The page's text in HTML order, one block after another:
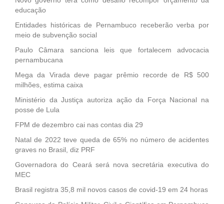
educação
Entidades históricas de Pernambuco receberão verba por
meio de subvenção social
Paulo Câmara sanciona leis que fortalecem advocacia
pernambucana
Mega da Virada deve pagar prêmio recorde de R$ 500
milhões, estima caixa
Ministério da Justiça autoriza ação da Força Nacional na
posse de Lula
FPM de dezembro cai nas contas dia 29
Natal de 2022 teve queda de 65% no número de acidentes
graves no Brasil, diz PRF
Governadora do Ceará será nova secretária executiva do
MEC
Brasil registra 35,8 mil novos casos de covid-19 em 24 horas